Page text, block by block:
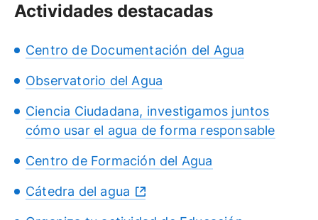
Actividades destacadas
Centro de Documentación del Agua
Observatorio del Agua
Ciencia Ciudadana, investigamos juntos
cómo usar el agua de forma responsable
Centro de Formación del Agua
Cátedra del agua